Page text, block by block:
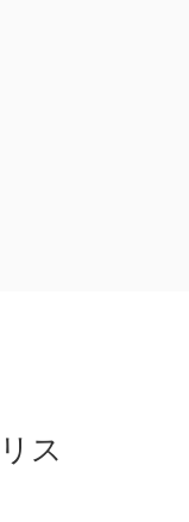
ス